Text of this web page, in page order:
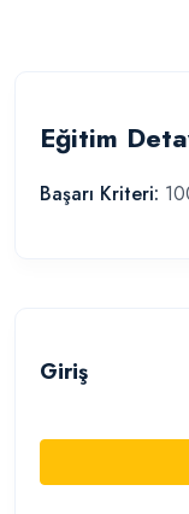
Eğitim
Başarı Kriteri:
Giriş